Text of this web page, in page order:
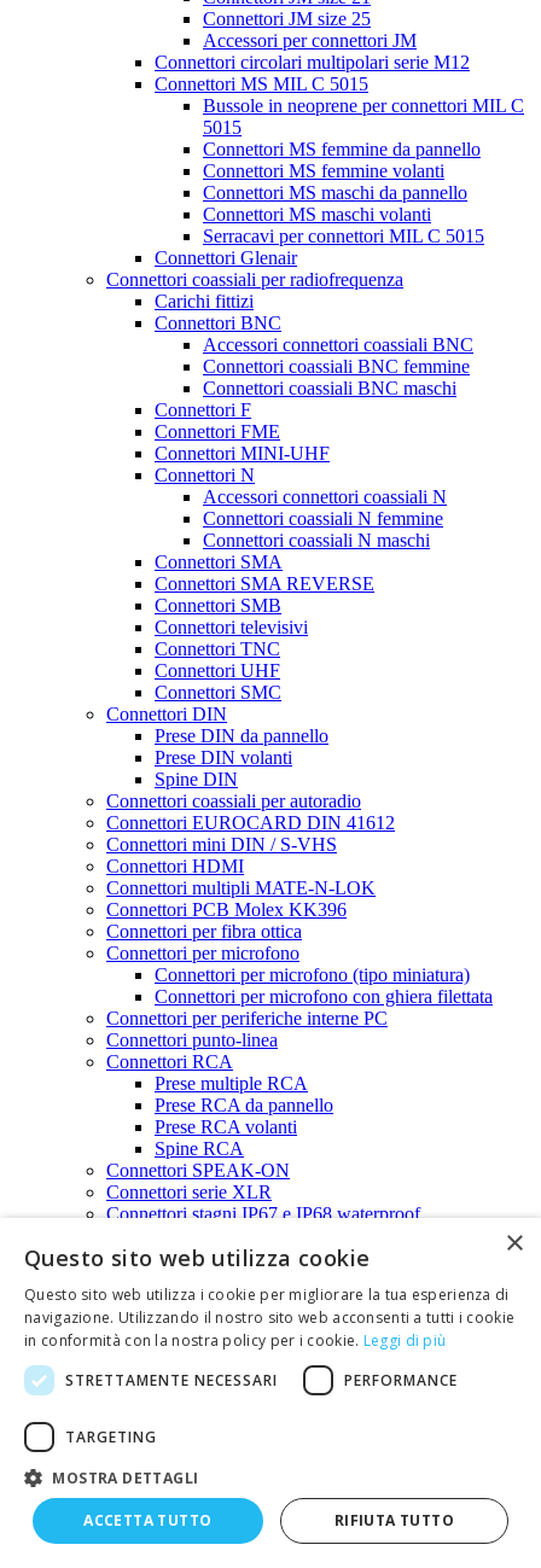
Connettori JM size 25
Accessori per connettori JM
Connettori circolari multipolari serie M12
Connettori MS MIL C 5015
Bussole in neoprene per connettori MIL C
5015
Connettori MS femmine da pannello
Connettori MS femmine volanti
Connettori MS maschi da pannello
Connettori MS maschi volanti
Serracavi per connettori MIL C 5015
Connettori Glenair
Connettori coassiali per radiofrequenza
Carichi fittizi
Connettori BNC
Accessori connettori coassiali BNC
Connettori coassiali BNC femmine
Connettori coassiali BNC maschi
Connettori F
Connettori FME
Connettori MINI-UHF
Connettori N
Accessori connettori coassiali N
Connettori coassiali N femmine
Connettori coassiali N maschi
Connettori SMA
Connettori SMA REVERSE
Connettori SMB
Connettori televisivi
Connettori TNC
Connettori UHF
Connettori SMC
Connettori DIN
Prese DIN da pannello
Prese DIN volanti
Spine DIN
Connettori coassiali per autoradio
Connettori EUROCARD DIN 41612
Connettori mini DIN / S-VHS
Connettori HDMI
Connettori multipli MATE-N-LOK
Connettori PCB Molex KK396
Connettori per fibra ottica
Connettori per microfono
Connettori per microfono (tipo miniatura)
Connettori per microfono con ghiera filettata
Connettori per periferiche interne PC
Connettori punto-linea
Connettori RCA
Prese multiple RCA
Prese RCA da pannello
Prese RCA volanti
Spine RCA
Connettori SPEAK-ON
Connettori serie XLR
Connettori stagni IP67 e IP68 waterproof
Connettori circolari stagni IP67 Hirschmann serie
CA - 4, 7 poli
5, 7, 12 poli
Connettori Waterproof IP68 - Serie SP11 -
2,3,5 poli
Connettori Waterproof IP68 - Serie SP13 -
2,3,4,5 poli
Connettori AMP serie SUPER SEAL -
1,2,3,4,5,6 poli
Connettori STRIP-LINE
×
Questo sito web utilizza cookie
Questo sito web utilizza i cookie per migliorare la tua esperienza di
navigazione. Utilizzando il nostro sito web acconsenti a tutti i cookie
in conformità con la nostra policy per i cookie. Leggi di più
STRETTAMENTE NECESSARI
PERFORMANCE
TARGETING
MOSTRA DETTAGLI
ACCETTA TUTTO RIFIUTA TUTTO